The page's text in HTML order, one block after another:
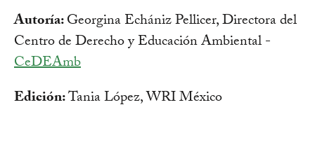
Autoría:Georgina Echániz Pellicer, Directora del
Centro de Derecho y Educación Ambiental -
CeDEAmb
Edición:Tania López, WRI México